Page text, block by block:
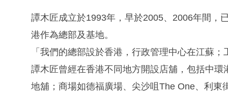
譚木匠成立於1993年，早於2005、2006年間，
港作為總部及基地。
「我們的總部設於香港，行政管理中心在江蘇
譚木匠曾經在香港不同地方開設店舖，包括中
地舖；商場如德福廣場、尖沙咀The One、利東